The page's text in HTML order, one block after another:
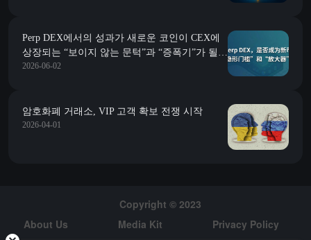
Perp DEX에서의 성과가 새로운 코인이 CEX에
상장되는 “보이지 않는 문턱”과 “증폭기”가 될
수 있을까요?
2026-06-02
암호화폐 거래소, VIP 고객 확보 전쟁 시작
2026-04-01
Copyright © 2023
About Us
Media Kit
Privacy Policy